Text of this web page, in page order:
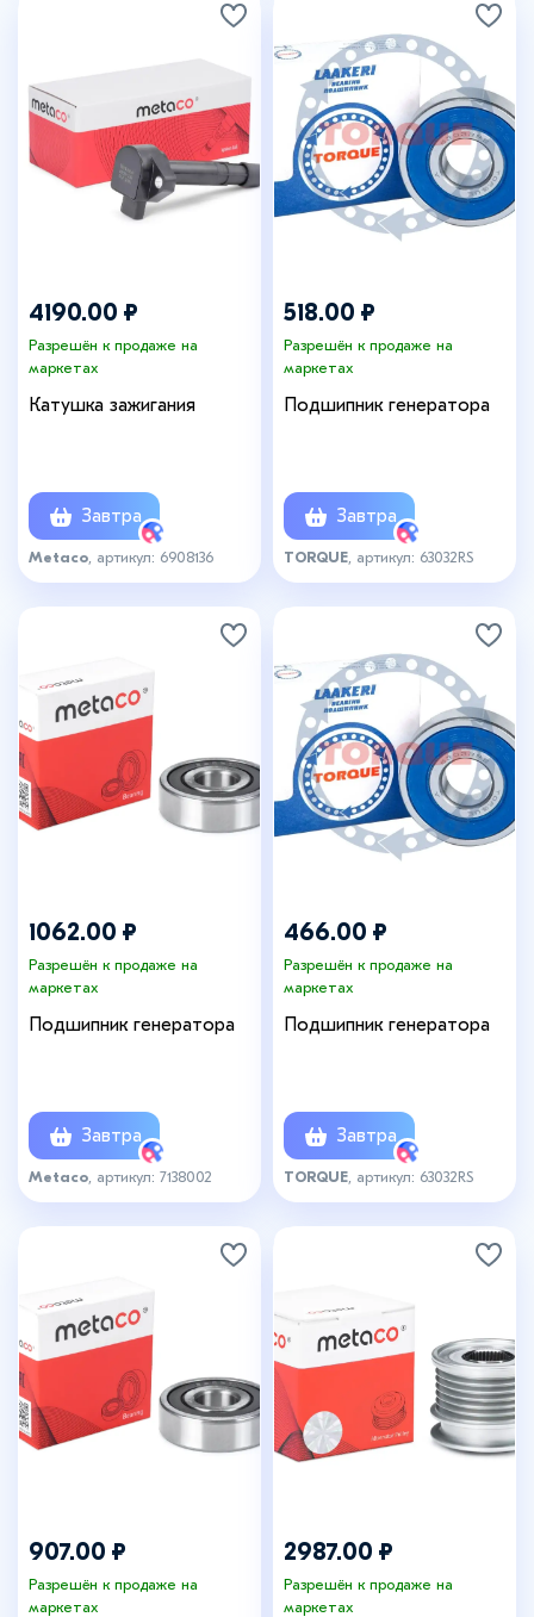
4190.00 ₽
Разрешён к продаже на
маркетах
Катушка зажигания
Завтра
Metaco , артикул: 6908136
518.00 ₽
Разрешён к продаже на
маркетах
Подшипник генератора
Завтра
TORQUE , артикул: 63032RS
1062.00 ₽
Разрешён к продаже на
маркетах
Подшипник генератора
Завтра
Metaco , артикул: 7138002
466.00 ₽
Разрешён к продаже на
маркетах
Подшипник генератора
Завтра
TORQUE , артикул: 63032RS
907.00 ₽
Разрешён к продаже на
маркетах
2987.00 ₽
Разрешён к продаже на
маркетах